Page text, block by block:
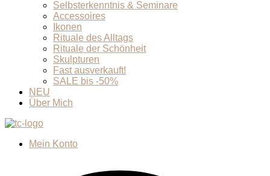
Selbsterkenntnis & Seminare
Accessoires
Ikonen
Rituale des Alltags
Rituale der Schönheit
Skulpturen
Fast ausverkauft!
SALE bis -50%
NEU
Über Mich
Mein Konto